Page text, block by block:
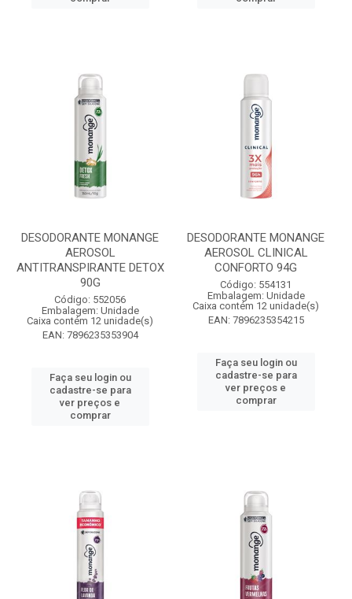
DESODORANTE MONANGE
AEROSOL
ANTITRANSPIRANTE DETOX
90G
Código: 552056
Embalagem: Unidade
Caixa contém 12 unidade(s)
EAN: 7896235353904
Faça seu login ou
cadastre-se para
ver preços e
comprar
DESODORANTE MONANGE
AEROSOL CLINICAL
CONFORTO 94G
Código: 554131
Embalagem: Unidade
Caixa contém 12 unidade(s)
EAN: 7896235354215
Faça seu login ou
cadastre-se para
ver preços e
comprar